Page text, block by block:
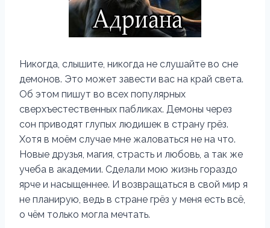
Никогда, слышите, никогда не слушайте во сне
демонов. Это может завести вас на край света.
Об этом пишут во всех популярных
сверхъестественных пабликах. Демоны через
сон приводят глупых людишек в страну грёз.
Хотя в моём случае мне жаловаться не на что.
Новые друзья, магия, страсть и любовь, а так же
учеба в академии. Сделали мою жизнь гораздо
ярче и насыщеннее. И возвращаться в свой мир я
не планирую, ведь в стране грёз у меня есть всё,
о чём только могла мечтать.